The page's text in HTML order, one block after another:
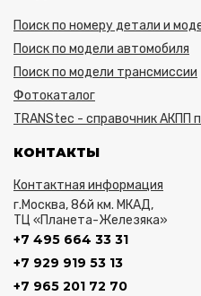
Поиск по номеру детали и
Поиск по модели автомобиля
Поиск по модели трансмиссии
Фотокаталог
TRANStec - справочник АКПП
КОНТАКТЫ
Контактная информация
г.Москва, 86й км. МКАД,
ТЦ «Планета-Железяка»
+7 495 664 33 31
+7 929 919 53 13
+7 965 201 72 70